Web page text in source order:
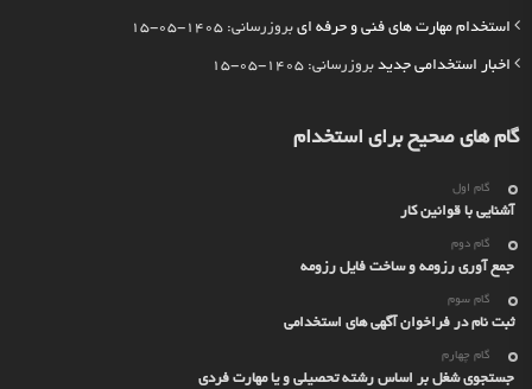
استخدام مهارت های فنی و حرفه ای بروزرسانی: 1405-05-15
اخبار استخدامی جدید بروزرسانی: 1405-05-15
گام های صحیح برای استخدام
گام اول
آشنایی با قوانین کار
گام دوم
جمع آوری رزومه و ساخت فایل رزومه
گام سوم
ثبت نام در فراخوان آگهی های استخدامی
گام چهارم
جستجوی شغل بر اساس رشته تحصیلی و یا مهارت فردی